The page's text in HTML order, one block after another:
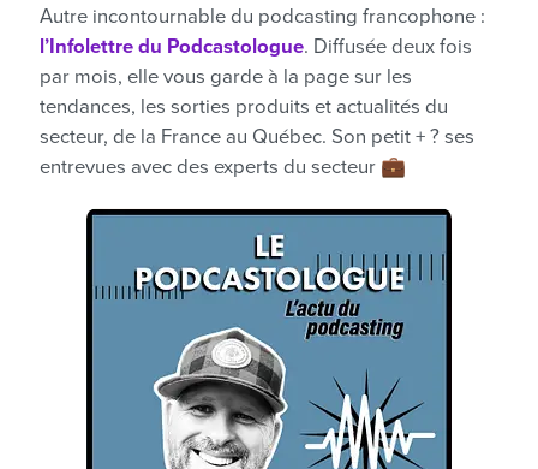
Autre incontournable du podcasting francophone :
l’Infolettre du Podcastologue. Diffusée deux fois
par mois, elle vous garde à la page sur les
tendances, les sorties produits et actualités du
secteur, de la France au Québec. Son petit + ? ses
entrevues avec des experts du secteur 💼